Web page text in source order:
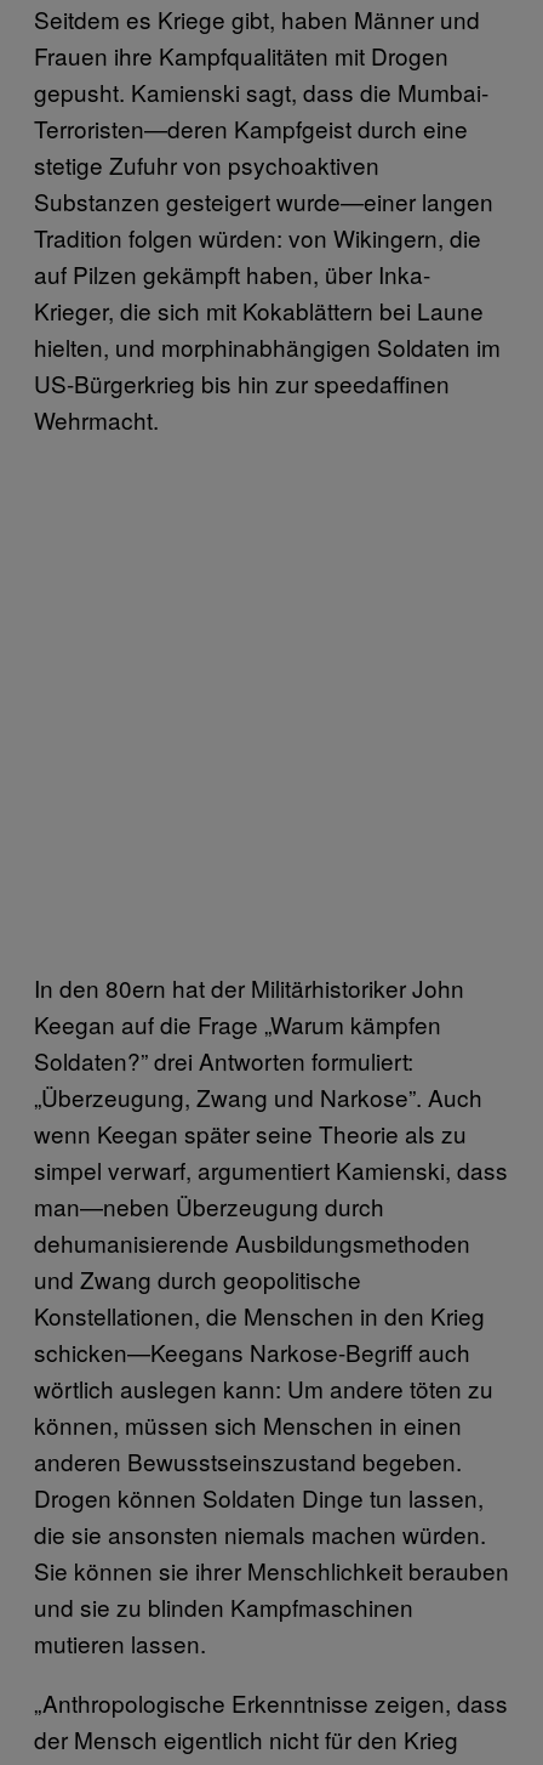
Seitdem es Kriege gibt, haben Männer und
Frauen ihre Kampfqualitäten mit Drogen
gepusht. Kamienski sagt, dass die Mumbai-
Terroristen—deren Kampfgeist durch eine
stetige Zufuhr von psychoaktiven
Substanzen gesteigert wurde—einer langen
Tradition folgen würden: von Wikingern, die
auf Pilzen gekämpft haben, über Inka-
Krieger, die sich mit Kokablättern bei Laune
hielten, und morphinabhängigen Soldaten im
US-Bürgerkrieg bis hin zur speedaffinen
Wehrmacht.
In den 80ern hat der Militärhistoriker John
Keegan auf die Frage „Warum kämpfen
Soldaten?” drei Antworten formuliert:
„Überzeugung, Zwang und Narkose”. Auch
wenn Keegan später seine Theorie als zu
simpel verwarf, argumentiert Kamienski, dass
man—neben Überzeugung durch
dehumanisierende Ausbildungsmethoden
und Zwang durch geopolitische
Konstellationen, die Menschen in den Krieg
schicken—Keegans Narkose-Begriff auch
wörtlich auslegen kann: Um andere töten zu
können, müssen sich Menschen in einen
anderen Bewusstseinszustand begeben.
Drogen können Soldaten Dinge tun lassen,
die sie ansonsten niemals machen würden.
Sie können sie ihrer Menschlichkeit berauben
und sie zu blinden Kampfmaschinen
mutieren lassen.
„Anthropologische Erkenntnisse zeigen, dass
der Mensch eigentlich nicht für den Krieg